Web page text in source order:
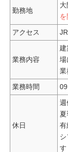
勤務地
を
アクセス
業務内容
建
場
業
業務時間
休日
週
有
す